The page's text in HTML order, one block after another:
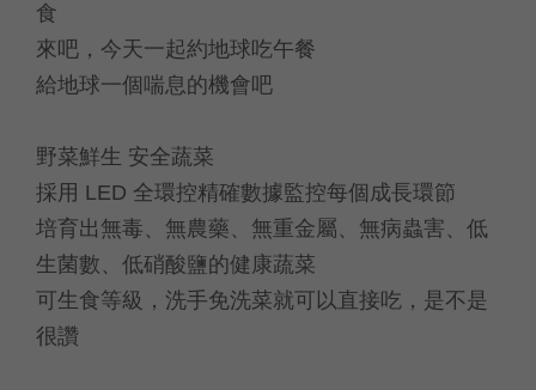
食
來吧，今天一起約地球吃午餐
給地球一個喘息的機會吧
野菜鮮生 安全蔬菜
採用 LED 全環控精確數據監控每個成長環節
培育出無毒、無農藥、無重金屬、無病蟲害、低
生菌數、低硝酸鹽的健康蔬菜
可生食等級，洗手免洗菜就可以直接吃，是不是
很讚